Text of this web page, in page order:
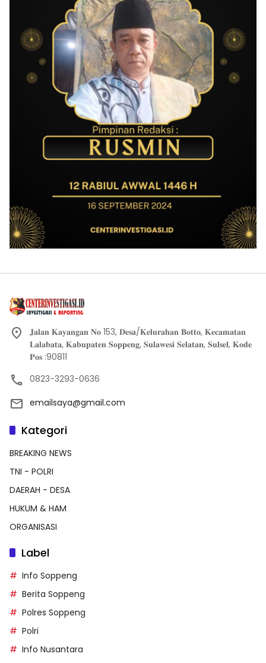
𝐉𝐚𝐥𝐚𝐧 𝐊𝐚𝐲𝐚𝐧𝐠𝐚𝐧 𝐍𝐨 153, 𝐃𝐞𝐬𝐚/𝐊𝐞𝐥𝐮𝐫𝐚𝐡𝐚𝐧 𝐁𝐨𝐭𝐭𝐨, 𝐊𝐞𝐜𝐚𝐦𝐚𝐭𝐚𝐧
𝐋𝐚𝐥𝐚𝐛𝐚𝐭𝐚, 𝐊𝐚𝐛𝐮𝐩𝐚𝐭𝐞𝐧 𝐒𝐨𝐩𝐩𝐞𝐧𝐠, 𝐒𝐮𝐥𝐚𝐰𝐞𝐬𝐢 𝐒𝐞𝐥𝐚𝐭𝐚𝐧, 𝐒𝐮𝐥𝐬𝐞𝐥, 𝐊𝐨𝐝𝐞
𝐏𝐨𝐬 :90811
0823-3293-0636
emailsaya@gmail.com
Kategori
BREAKING NEWS
TNI - POLRI
DAERAH - DESA
HUKUM & HAM
ORGANISASI
Label
Info Soppeng
Berita Soppeng
Polres Soppeng
Polri
Info Nusantara